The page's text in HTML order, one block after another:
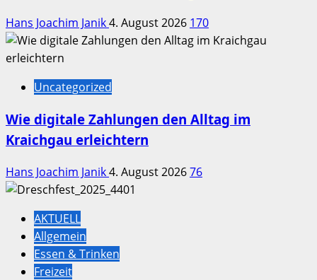
Hans Joachim Janik4. August 2026 170
Uncategorized
Wie digitale Zahlungen den Alltag im
Kraichgau erleichtern
Hans Joachim Janik4. August 202676
AKTUELL
Allgemein
Essen & Trinken
Freizeit